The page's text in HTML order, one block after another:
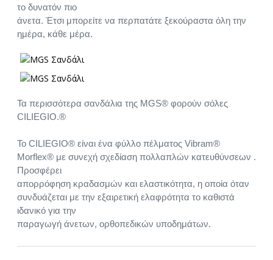
το δυνατόν πιο
άνετα. Έτσι μπορείτε να περπατάτε ξεκούραστα όλη την
ημέρα, κάθε μέρα.
Τα περισσότερα σανδάλια της MGS® φορούν σόλες
CILIEGIO.®
Το CILIEGIO® είναι ένα φύλλο πέλματος Vibram®
Morflex® με συνεχή σχεδίαση πολλαπλών κατευθύνσεων .
Προσφέρει
απορρόφηση κραδασμών και ελαστικότητα, η οποία όταν
συνδυάζεται με την εξαιρετική ελαφρότητα το καθιστά
ιδανικό για την
παραγωγή άνετων, ορθοπεδικών υποδημάτων.